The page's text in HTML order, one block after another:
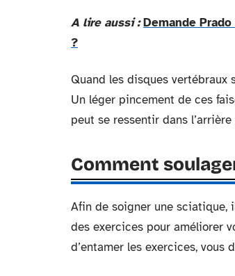
A lire aussi : Demande
?
Quand les disques vertébraux
Un léger pincement de ces
peut se ressentir dans
Comment
Afin de soigner une sciatique,
des exercices pour améliorer
d’entamer les exercices, vous